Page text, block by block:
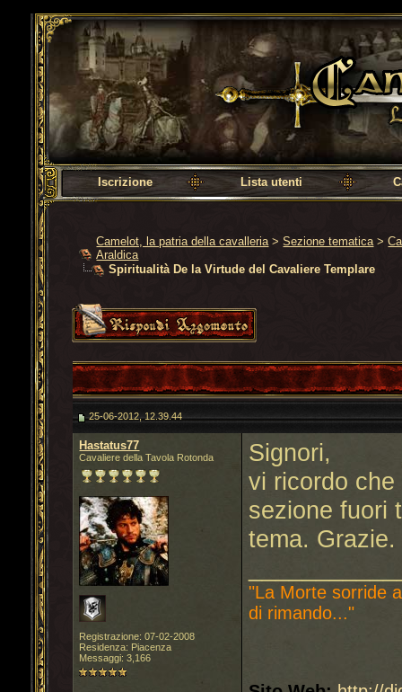
Camelot, la patria della cavalleria
Iscrizione Lista utenti
Camelot, la patria della cavalleria >Sezione tematica >
Araldica
Spiritualità De la Virtude del Cavaliere Templare
25-06-2012, 12.39.44
Hastatus77
Cavaliere della Tavola Rotonda
Registrazione: 07-02-2008
Residenza: Piacenza
Messaggi: 3,166
Signori,
vi ricordo
sezione fuori
tema. Grazie.
"La Morte sorride
di rimando..."